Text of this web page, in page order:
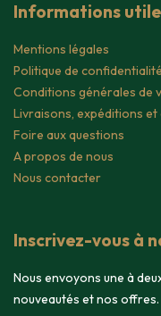
Informations
Mentions légales
Politique de confidentialité
Conditions générales de
Livraisons, expéditions
Foire aux questions
A propos de nous
Nous contacter
Inscrivez-vous à
Nous envoyons une à
nouveautés et nos offres.